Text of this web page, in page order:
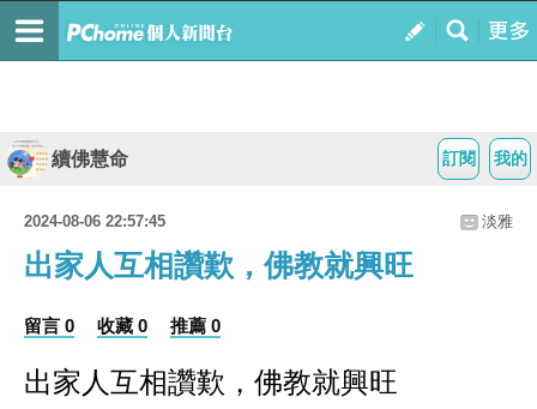
我的
訂閱
續佛慧命
2024-08-06 22:57:45 淡雅
出家人互相讚歎，佛教就興旺
留言 0 收藏 0 推薦 0
出家人互相讚歎，佛教就興旺